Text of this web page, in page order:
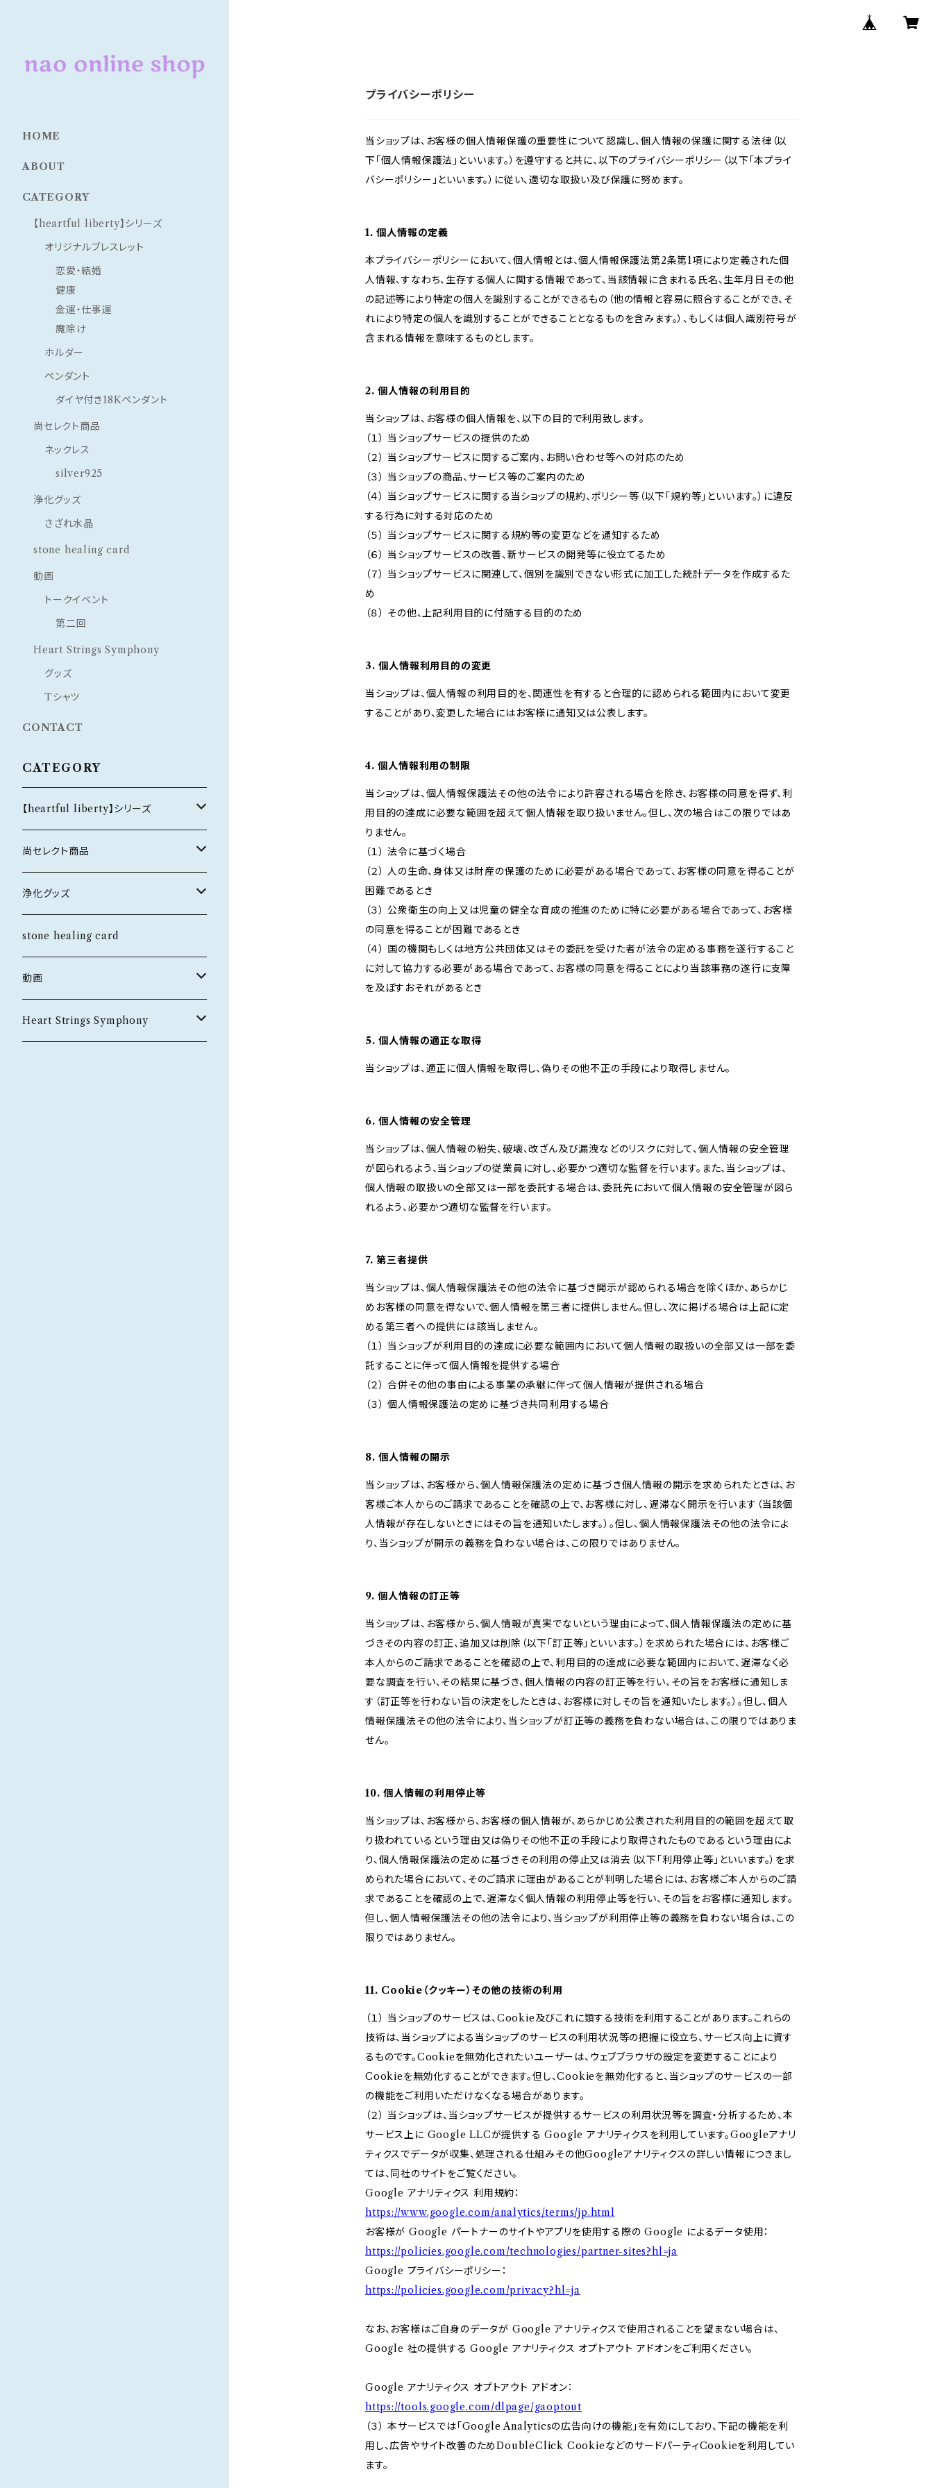
プライバシーポリシー
当ショップは、お客様の個人情報保護の重要性について認識し、個人情報の保護に関する法律（以
下「個人情報保護法」といいます。）を遵守すると共に、以下のプライバシーポリシー（以下「本プライ
バシーポリシー」といいます。）に従い、適切な取扱い及び保護に努めます。
1. 個人情報の定義
本プライバシーポリシーにおいて、個人情報とは、個人情報保護法第2条第1項により定義された個
人情報、すなわち、生存する個人に関する情報であって、当該情報に含まれる氏名、生年月日その他
の記述等により特定の個人を識別することができるもの（他の情報と容易に照合することができ、そ
れにより特定の個人を識別することができることとなるものを含みます。）、もしくは個人識別符号が
含まれる情報を意味するものとします。
2. 個人情報の利用目的
当ショップは、お客様の個人情報を、以下の目的で利用致します。
（１） 当ショップサービスの提供のため
（２） 当ショップサービスに関するご案内、お問い合わせ等への対応のため
（３） 当ショップの商品、サービス等のご案内のため
（４） 当ショップサービスに関する当ショップの規約、ポリシー等（以下「規約等」といいます。）に違反
する行為に対する対応のため
（５） 当ショップサービスに関する規約等の変更などを通知するため
（６） 当ショップサービスの改善、新サービスの開発等に役立てるため
（７） 当ショップサービスに関連して、個別を識別できない形式に加工した統計データを作成するた
め
（８） その他、上記利用目的に付随する目的のため
3. 個人情報利用目的の変更
当ショップは、個人情報の利用目的を、関連性を有すると合理的に認められる範囲内において変更
することがあり、変更した場合にはお客様に通知又は公表します。
4. 個人情報利用の制限
当ショップは、個人情報保護法その他の法令により許容される場合を除き、お客様の同意を得ず、利
用目的の達成に必要な範囲を超えて個人情報を取り扱いません。但し、次の場合はこの限りではあ
りません。
（１） 法令に基づく場合
（２） 人の生命、身体又は財産の保護のために必要がある場合であって、お客様の同意を得ることが
困難であるとき
（３） 公衆衛生の向上又は児童の健全な育成の推進のために特に必要がある場合であって、お客様
の同意を得ることが困難であるとき
（４） 国の機関もしくは地方公共団体又はその委託を受けた者が法令の定める事務を遂行すること
に対して協力する必要がある場合であって、お客様の同意を得ることにより当該事務の遂行に支障
を及ぼすおそれがあるとき
5. 個人情報の適正な取得
当ショップは、適正に個人情報を取得し、偽りその他不正の手段により取得しません。
6. 個人情報の安全管理
当ショップは、個人情報の紛失、破壊、改ざん及び漏洩などのリスクに対して、個人情報の安全管理
が図られるよう、当ショップの従業員に対し、必要かつ適切な監督を行います。また、当ショップは、
個人情報の取扱いの全部又は一部を委託する場合は、委託先において個人情報の安全管理が図ら
れるよう、必要かつ適切な監督を行います。
7. 第三者提供
当ショップは、個人情報保護法その他の法令に基づき開示が認められる場合を除くほか、あらかじ
めお客様の同意を得ないで、個人情報を第三者に提供しません。但し、次に掲げる場合は上記に定
める第三者への提供には該当しません。
（１） 当ショップが利用目的の達成に必要な範囲内において個人情報の取扱いの全部又は一部を委
託することに伴って個人情報を提供する場合
（２） 合併その他の事由による事業の承継に伴って個人情報が提供される場合
（３） 個人情報保護法の定めに基づき共同利用する場合
8. 個人情報の開示
当ショップは、お客様から、個人情報保護法の定めに基づき個人情報の開示を求められたときは、お
客様ご本人からのご請求であることを確認の上で、お客様に対し、遅滞なく開示を行います（当該個
人情報が存在しないときにはその旨を通知いたします。）。但し、個人情報保護法その他の法令によ
り、当ショップが開示の義務を負わない場合は、この限りではありません。
9. 個人情報の訂正等
当ショップは、お客様から、個人情報が真実でないという理由によって、個人情報保護法の定めに基
づきその内容の訂正、追加又は削除（以下「訂正等」といいます。）を求められた場合には、お客様ご
本人からのご請求であることを確認の上で、利用目的の達成に必要な範囲内において、遅滞なく必
要な調査を行い、その結果に基づき、個人情報の内容の訂正等を行い、その旨をお客様に通知しま
す（訂正等を行わない旨の決定をしたときは、お客様に対しその旨を通知いたします。）。但し、個人
情報保護法その他の法令により、当ショップが訂正等の義務を負わない場合は、この限りではありま
せん。
10. 個人情報の利用停止等
当ショップは、お客様から、お客様の個人情報が、あらかじめ公表された利用目的の範囲を超えて取
り扱われているという理由又は偽りその他不正の手段により取得されたものであるという理由によ
り、個人情報保護法の定めに基づきその利用の停止又は消去（以下「利用停止等」といいます。）を求
められた場合において、そのご請求に理由があることが判明した場合には、お客様ご本人からのご請
求であることを確認の上で、遅滞なく個人情報の利用停止等を行い、その旨をお客様に通知します。
但し、個人情報保護法その他の法令により、当ショップが利用停止等の義務を負わない場合は、この
限りではありません。
11. Cookie（クッキー）その他の技術の利用
（１） 当ショップのサービスは、Cookie及びこれに類する技術を利用することがあります。これらの
技術は、当ショップによる当ショップのサービスの利用状況等の把握に役立ち、サービス向上に資す
るものです。Cookieを無効化されたいユーザーは、ウェブブラウザの設定を変更することにより
Cookieを無効化することができます。但し、Cookieを無効化すると、当ショップのサービスの一部
の機能をご利用いただけなくなる場合があります。
（２） 当ショップは、当ショップサービスが提供するサービスの利用状況等を調査・分析するため、本
サービス上に Google LLCが提供する Google アナリティクスを利用しています。Googleアナリ
ティクスでデータが収集、処理される仕組みその他Googleアナリティクスの詳しい情報につきまし
ては、同社のサイトをご覧ください。
Google アナリティクス 利用規約：
https://www.google.com/analytics/terms/jp.html
お客様が Google パートナーのサイトやアプリを使用する際の Google によるデータ使用：
https://policies.google.com/technologies/partner-sites?hl=ja
Google プライバシーポリシー：
https://policies.google.com/privacy?hl=ja
なお、お客様はご自身のデータが Google アナリティクスで使用されることを望まない場合は、
Google 社の提供する Google アナリティクス オプトアウト アドオンをご利用ください。
Google アナリティクス オプトアウト アドオン：
https://tools.google.com/dlpage/gaoptout
（３） 本サービスでは「Google Analyticsの広告向けの機能」を有効にしており、下記の機能を利
用し、広告やサイト改善のためDoubleClick CookieなどのサードパーティCookieを利用してい
ます。
HOME
ABOUT
CATEGORY
【heartful liberty】シリーズ
オリジナルブレスレット
恋愛・結婚
健康
金運・仕事運
魔除け
ホルダー
ペンダント
ダイヤ付き18Kペンダント
尚セレクト商品
ネックレス
silver925
浄化グッズ
さざれ水晶
stone healing card
動画
トークイベント
第二回
Heart Strings Symphony
グッズ
Tシャツ
CONTACT
CATEGORY
【heartful liberty】シリーズ
オリジナルブレスレット
恋愛・結婚
ホルダー
ペンダント
ダイヤ付き18Kペンダント
尚セレクト商品
ネックレス
silver925
浄化グッズ
さざれ水晶
stone healing card
動画
トークイベント
Heart Strings Symphony